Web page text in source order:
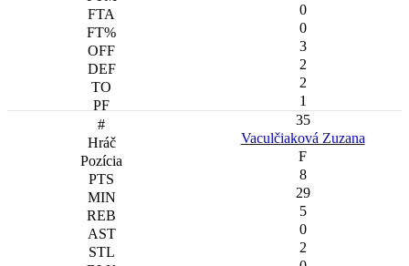
0
0
3
2
2
1
35
Vaculčiaková Zuzana
F
8
29
5
0
2